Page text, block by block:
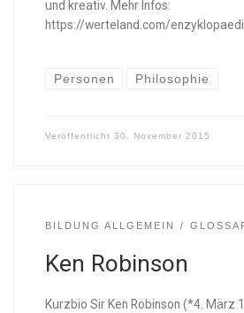
und kreativ. Mehr Infos:
https://werteland.com/
Personen Philosophie
Veröffentlicht 30. November 2015
BILDUNG ALLGEMEIN
Ken Robinson
Kurzbio Sir Ken Robinson (*4. März